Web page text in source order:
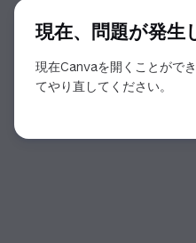
現在、問題が発生
現在Canvaを開くことがで
てやり直してください。